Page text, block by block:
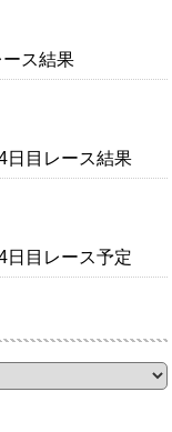
ス結果
目レース結果
目レース予定